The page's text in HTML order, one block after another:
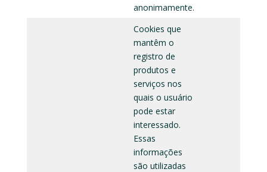
anonimamente.
Cookies que
mantêm o
registro de
produtos e
serviços nos
quais o usuário
pode estar
interessado.
Essas
informações
são utilizadas